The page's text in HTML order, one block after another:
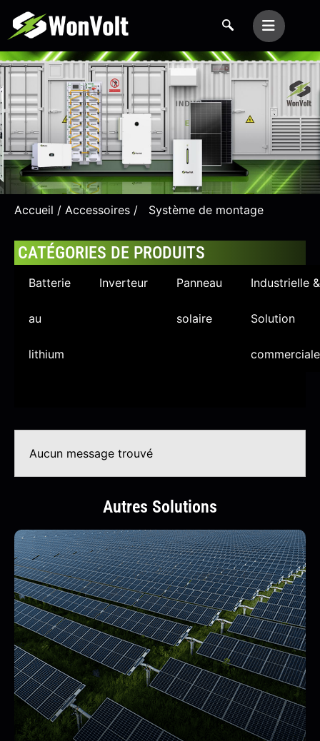
Accueil / Accessoires / Système de montage
CATÉGORIES DE PRODUITS
Batterie
au
lithium
Inverteur Panneau
solaire
Industrielle &
Solution
commerciale
Aucun message trouvé
Autres Solutions